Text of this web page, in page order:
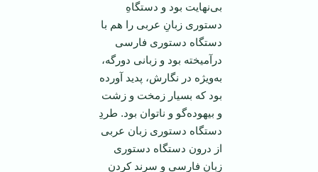
بی‌نهایت بود و دستگاهِ
دستوری زبانِ عربی را هم با
دستگاه دستوری فارسی
درآمیخته بود و زبانی دورگه،
به‌ویژه در نگارش، پدید آورده
بود كه بسیار زمخت و زشت
و بیهوده‌گو و ناتوان بود. طردِ
دستگاه دستوری زبان عربی
از درون دستگاه دستوری
زبان فارسی و سرند كردنِ